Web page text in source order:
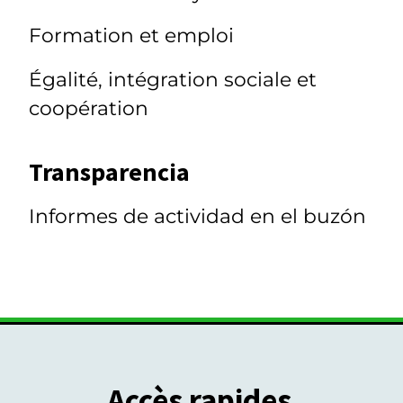
Formation et emploi
Égalité, intégration sociale et
coopération
Transparencia
Informes de actividad en el buzón